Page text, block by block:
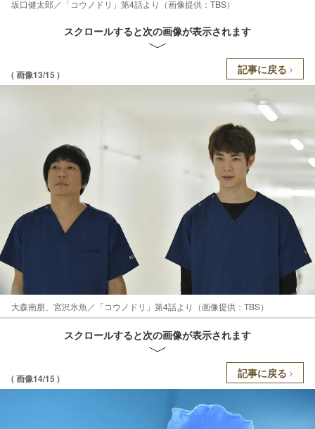
坂口健太郎／「コウノドリ」第4話より（画像提供：TBS）
スクロールすると次の画像が表示されます
( 画像13/15 ) 記事に戻る
大森南朋、宮沢氷魚／「コウノドリ」第4話より（画像提供：TBS）
スクロールすると次の画像が表示されます
( 画像14/15 ) 記事に戻る